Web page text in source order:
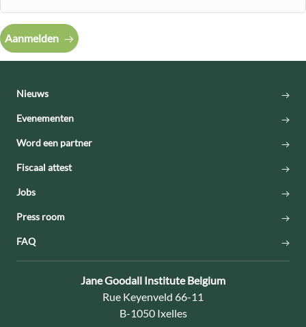
Aanmelden
Nieuws
Evenementen
Word een partner
Fiscaal attest
Jobs
Press room
FAQ
Contact:
Jane Goodall Institute Belgium
Adres:
Rue Keyenveld 66-11
B-1050 Ixelles